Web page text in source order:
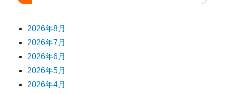
2026年8月
2026年7月
2026年6月
2026年5月
2026年4月